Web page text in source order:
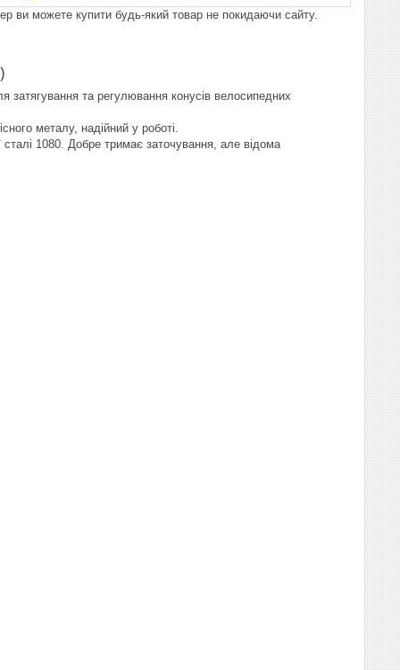
ви можете купити будь-який товар не покидаючи сайту.
затягування та регулювання конусів велосипедних
металу, надійний у роботі.
1080. Добре тримає заточування, але відома